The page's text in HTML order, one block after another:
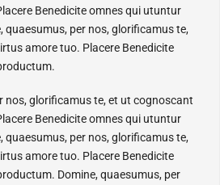
Benedicite omnes qui utuntur
quaesumus, per nos, glorificamus te,
amore tuo. Placere Benedicite
nos, glorificamus te, et ut cognoscant
Benedicite omnes qui utuntur
quaesumus, per nos, glorificamus te,
amore tuo. Placere Benedicite
Domine, quaesumus, per